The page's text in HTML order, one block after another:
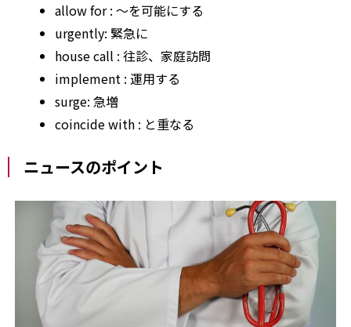
allow for: ～を可能にする
urgently: 緊急に
housecall : 往診、家庭訪問
implement : 運用する
surge: 急増
coincidewith : と重なる
ニュースのポイント